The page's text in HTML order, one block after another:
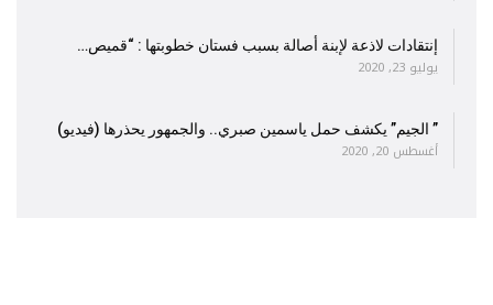
إنتقادات لاذعة لإبنة أصالة بسبب فستان خطوبتها : “قميص…
يوليو 23, 2020
” الجيم” يكشف حمل ياسمين صبري.. والجمهور يحذرها (فيديو)
أغسطس 20, 2020